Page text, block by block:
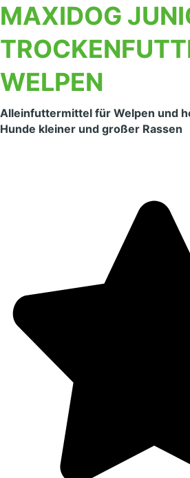
MAXIDOG
WELPEN
Alleinfuttermittel für Welpen und
Hunde kleiner und großer Rassen